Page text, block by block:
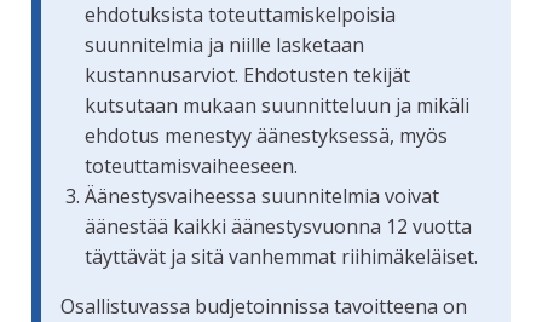
ehdotuksista toteuttamiskelpoisia
suunnitelmia ja niille lasketaan
kustannusarviot. Ehdotusten tekijät
kutsutaan mukaan suunnitteluun ja mikäli
ehdotus menestyy äänestyksessä, myös
toteuttamisvaiheeseen.
Äänestysvaiheessa suunnitelmia voivat
äänestää kaikki äänestysvuonna 12 vuotta
täyttävät ja sitä vanhemmat riihimäkeläiset.
Osallistuvassa budjetoinnissa tavoitteena on